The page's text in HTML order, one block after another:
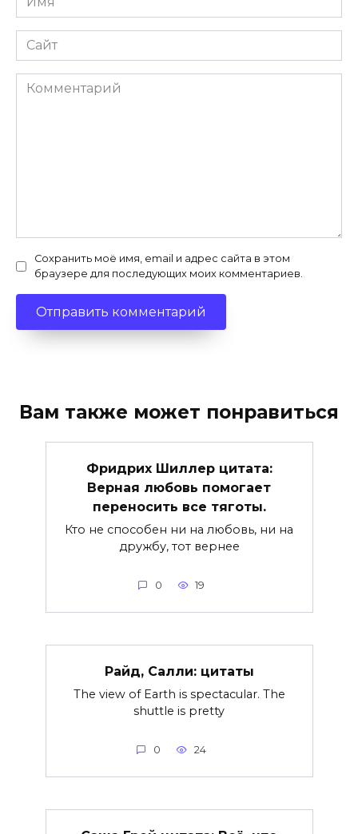
*
Сайт
Комментарий
Сохранить моё имя, email и адрес сайта в этом
браузере для последующих моих комментариев.
Вам также может понравиться
Фридрих Шиллер цитата:
Верная любовь помогает
переносить все тяготы.
Кто не способен ни на любовь, ни на
дружбу, тот вернее
0 19
Райд, Салли: цитаты
The view of Earth is spectacular. The
shuttle is pretty
0 24